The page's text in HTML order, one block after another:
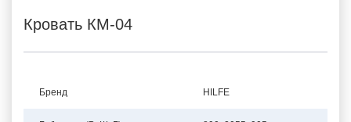
Кровать КМ-04
Бренд HILFE